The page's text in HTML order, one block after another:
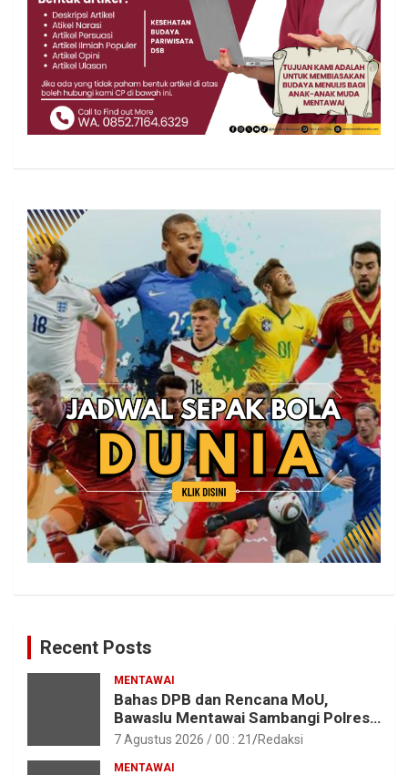
Recent Posts
MENTAWAI
Bahas DPB dan Rencana MoU,
Bawaslu Mentawai Sambangi Polres
Mentawai
7 Agustus 2026 / 00 : 21 Redaksi
MENTAWAI